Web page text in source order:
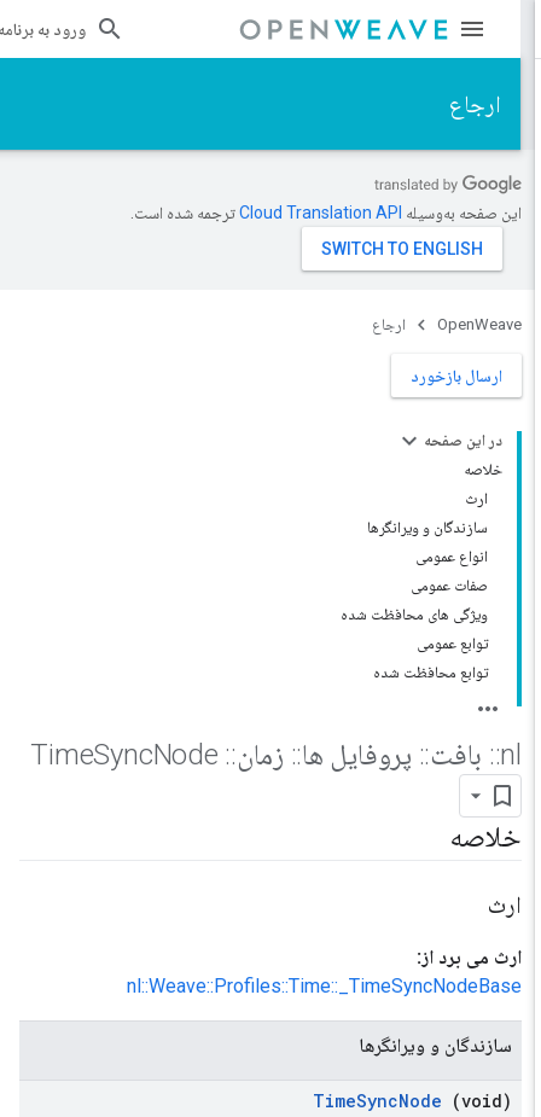
ورود به برنامه
ارجاع
این صفحه به‌وسیله ترجمه شده است.
OpenWeave ارجاع
ارسال بازخورد
در این صفحه
خلاصه
ارث
سازندگان و ویرانگرها
انواع عمومی
صفات عمومی
ویژگی های محافظت شده
توابع عمومی
توابع محافظت شده
nl
::بافت::پروفایل ها::زمان::
Time
SyncNode
خلاصه
ارث
ارث می برد از:
nl::Weave::Profiles::Time::_TimeSyncNodeBase
سازندگان و ویرانگرها
TimeSyncNode (void)